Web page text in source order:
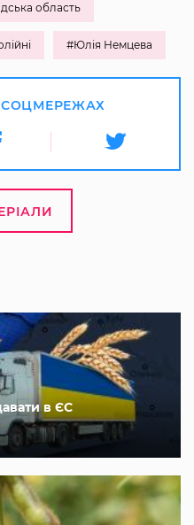
область
#Юлія Немцева
СОЦМЕРЕЖАХ
в ЄС